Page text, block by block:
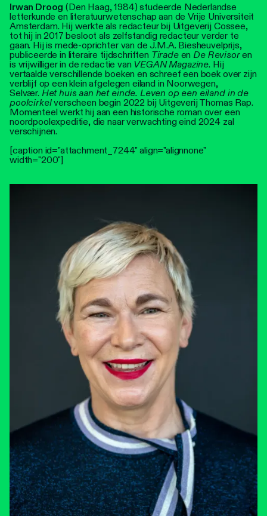
Irwan Droog (Den Haag, 1984) studeerde Nederlandse
letterkunde en literatuurwetenschap aan de Vrije Universiteit
Amsterdam. Hij werkte als redacteur bij Uitgeverij Cossee,
tot hij in 2017 besloot als zelfstandig redacteur verder te
gaan. Hij is mede-oprichter van de J.M.A. Biesheuvelprijs,
publiceerde in literaire tijdschriften Tiradeen De Revisoren
is vrijwilliger in de redactie van VEGAN Magazine. Hij
vertaalde verschillende boeken en schreef een boek over zijn
verblijf op een klein afgelegen eiland in Noorwegen,
Selvær. Het huis aan het einde. Leven op een eiland in de
poolcirkelverscheen begin 2022 bij Uitgeverij Thomas Rap.
Momenteel werkt hij aan een historische roman over een
noordpoolexpeditie, die naar verwachting eind 2024 zal
verschijnen.
[caption id="attachment_7244" align="alignnone"
width="200"]